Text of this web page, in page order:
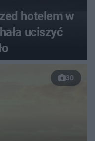
hotelem w
uciszyć
30